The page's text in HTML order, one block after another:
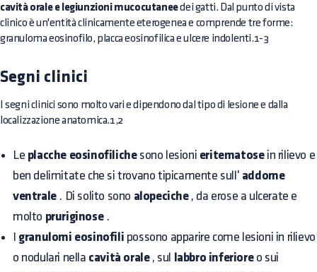
cavità orale e legiunzioni mucocutaneedei gatti. Dal punto di vista
clinico è un'entità clinicamente eterogenea e comprende tre forme:
granuloma eosinofilo, placca eosinofilica e ulcere indolenti.1-3
Segni clinici
I segni clinici sono molto vari e dipendono dal tipo di lesione e dalla
localizzazione anatomica.1,2
Le placche eosinofilichesono lesioni eritematosein rilievo e
ben delimitate che si trovano tipicamente sull' addome
ventrale. Di solito sono alopeciche, da erose a ulcerate e
molto pruriginose.
granulomi eosinofili possono apparire come lesioni in rilievo
o nodulari nella cavità orale, sul labbro inferioreo sui